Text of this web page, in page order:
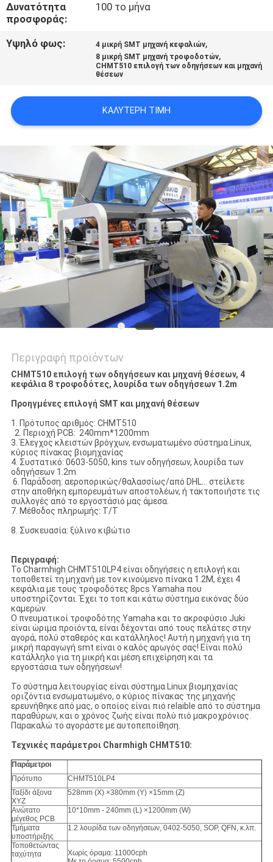
SHOPPING
ON
ΧΆΡΤΗΣ
ΙΣΤΟΣΕΛΊΔΑΣ
ΑΠΟΡΡΉΤΟΥ
Δυνατότητα
προσφοράς:
100 το μήνα
Υψηλό φως: 4 μικρή SMT μηχανή κεφαλιών,
8 μικρή SMT μηχανή τροφοδοτών,
CHMT510 επιλογή των οδηγήσεων και μηχανή
θέσεων
ΚΑΛΎΤΕΡΗ ΤΙΜΉ
Περιγραφή προϊόντων
CHMT510 επιλογή των οδηγήσεων και μηχανή θέσεων, 4
κεφάλια 8 τροφοδότες, λουρίδα των οδηγήσεων 1.2m
Προηγμένες επιλογή SMT και μηχανή θέσεων
1. Πρότυπος αριθμός: CHMT510
2. Περιοχή PCB: 240mm*1200mm
3. Έλεγχος κλειστών βρόγχων, ενσωματωμένο σύστημα Linux,
κύριος πίνακας βιομηχανίας
4. Συστατικό: 0603-5050, kins των οδηγήσεων, λουρίδα των
οδηγήσεων 1.2m
6. Παράδοση: αεροπορικώς/θαλασσίως/από DHL… στείλετε
στην αποθήκη εμπορευμάτων αποστολέων, ή τακτοποιήστε τις
συλλογές από το εργοστάσιό μας άμεσα.
7. Μέθοδος πληρωμής: T/T
8. Συσκευασία: ξύλινο κιβώτιο
Περιγραφή:
Το Charmhigh CHMT510LP4 είναι οδηγήσεις η επιλογή και
τοποθετεί τη μηχανή με τον κινούμενο πίνακα 1.2M, έχει 4
κεφάλια με τους τροφοδότες 8pcs Yamaha που
υποστηρίζονται. Έχει το τοπ και κάτω σύστημα εικόνας δύο
καμερών.
Ο πνευματικοί τροφοδότης Yamaha και το ακροφύσιο Juki
είναι ώριμα προϊόντα, είναι δέχονται από τους πελάτες στην
αγορά, πολύ σταθερός και κατάλληλος! Αυτή η μηχανή για τη
μικρή παραγωγή smt είναι ο καλός αρωγός σας! Είναι πολύ
κατάλληλο για τη μικρή και μέση επιχείρηση και τα
εργοστάσια των οδηγήσεων!
Το σύστημα λειτουργίας είναι σύστημα Linux βιομηχανίας
οριζόντια ενσωματωμένο, ο κύριος πίνακας της μηχανής
ερευνήθηκε από μας, ο οποίος είναι πιό relaible από το σύστημα
παραθύρων, και ο χρόνος ζωής είναι πολύ πιό μακροχρόνιος.
Παρακαλώ το αγοράστε με αυτοπεποίθηση.
Τεχνικές παράμετροι Charmhigh CHMT510:
Παράμετροι
Πρότυπο
CHMT510LP4
Ταξίδι άξονα
XYZ
528mm (Χ) ×380mm (Υ) ×15mm (Ζ)
Ανώτατο
μέγεθος PCB
10*10mm - 240mm (L) ×1200mm (W)
Τμήματα
υποστήριξης
1.2 λουρίδα των οδηγήσεων, 0402-5050, SOP, QFN, κ.λπ.
Τοποθετώντας
ταχύτητα
Χωρίς όραμα: 11000cph